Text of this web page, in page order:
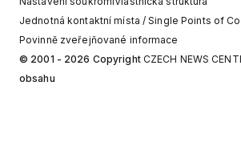
Jednotná kontaktní místa / Single Points of
Povinně zveřejňované informace
© 2001 - 2026 Copyright CZECH NEWS
obsahu